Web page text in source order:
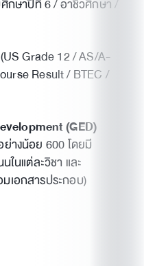
กษาปีที่ 6 / อาชีวศึกษา /
(US Grade 12 / AS/A-
Result / BTEC /
(GED)
างน้อย 600 โดยมี
ในแต่ละวิชา และ
เอกสารประกอบ)